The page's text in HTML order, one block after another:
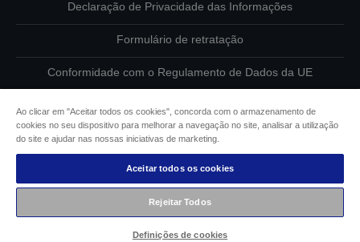
Declaração de Privacidade das Informações
Formulário de retratação
Conformidade com o Regulamento de Dados da UE
Informações sobre cookies
Compromisso da Epson para com a acessibilidade
Copyright © 2026 Seiko Epson
Ao clicar em "Aceitar todos os cookies", concorda com o armazenamento de
cookies no seu dispositivo para melhorar a navegação no site, analisar a utilização
do site e ajudar nas nossas iniciativas de marketing.
Aceitar todos os cookies
Rejeitar Todos
Definições de cookies